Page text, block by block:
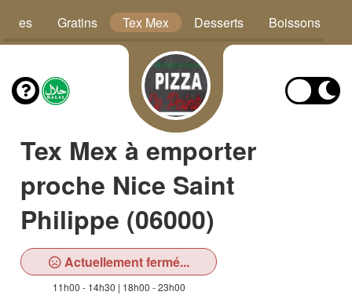
Pâtes Gratins Tex Mex Desserts Boissons
Tex Mex à emporter
proche Nice Saint
Philippe (06000)
Actuellement fermé...
11h00 - 14h30 | 18h00 - 23h00